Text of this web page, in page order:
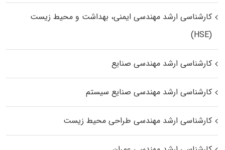
کارشناسی ارشد مهندسی ایمنی، بهداشت و محیط زیست
(HSE)
کارشناسی ارشد مهندسی صنایع
کارشناسی ارشد مهندسی صنایع سیستم
کارشناسی ارشد مهندسی طراحی محیط زیست